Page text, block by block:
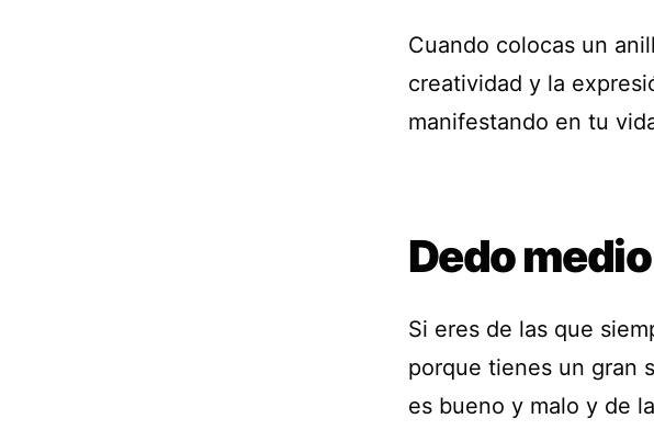
Cuando colocas un
creatividad y la
manifestando en tu
Dedo medio
Si eres de las que
porque tienes un gran
es bueno y malo y de